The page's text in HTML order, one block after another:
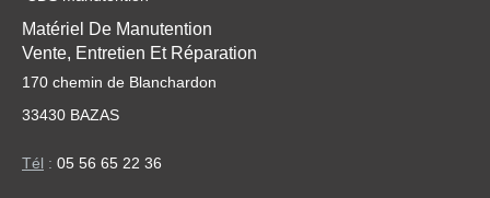
Matériel De Manutention
Vente, Entretien Et Réparation
170 chemin de Blanchardon
33430 BAZAS
Tél : 05 56 65 22 36